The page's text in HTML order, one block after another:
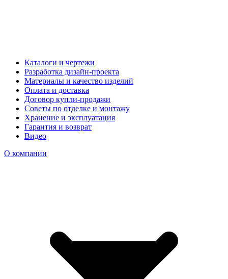
Каталоги и чертежи
Разработка дизайн-проекта
Материалы и качество изделий
Оплата и доставка
Договор купли-продажи
Советы по отделке и монтажу
Хранение и эксплуатация
Гарантия и возврат
Видео
О компании